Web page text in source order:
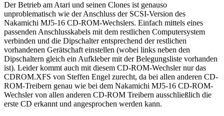
Der Betrieb am Atari und seinen Clones ist genauso
unproblematisch wie der Anschluss der SCSI-Version des
Nakamichi MJ5-16 CD-ROM-Wechslers. Einfach mittels eines
passenden Anschlusskabels mit dem restlichen Computersystem
verbinden und die Dipschalter entsprechend der restlichen
vorhandenen Gerätschaft einstellen (wobei links neben den
Dipschaltern gleich ein Aufkleber mit der Belegungsliste vorhanden
ist). Leider kommt auch mit diesem CD-ROM-Wechsler nur das
CDROM.XFS von Steffen Engel zurecht, da bei allen anderen CD-
ROM-Treibern genau wie bei dem Nakamichi MJ5-16 CD-ROM-
Wechsler von allen anderen CD-ROM Treibern ausschließlich die
erste CD erkannt und angesprochen werden kann.